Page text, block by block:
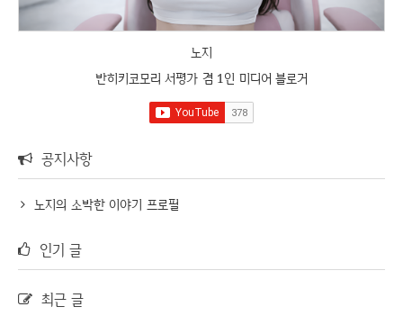
노지
반히키코모리 서평가 겸 1인 미디어 블로거
공지사항
노지의 소박한 이야기 프로필
인기 글
최근 글